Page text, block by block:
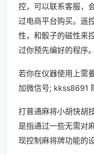
控，可以联系客服，
过电商平台购买。遥
性，和骰子的磁性来
过你预先编好的程序。
若你在仪器使用上需
加微信号; kkss8691
打普通麻将小胡快胡
是指通过一些无需对
现控制麻将牌功能的